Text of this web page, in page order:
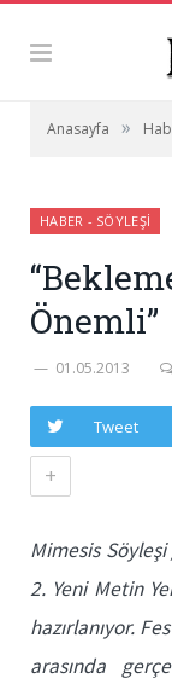
Anasayfa »
HABER - SÖYLEŞI
Önemli”
01.05.2013
Tweet
+
Mimesis
2. Yeni Metin
hazırlanıyor.
arasında